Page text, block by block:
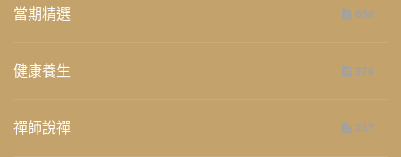
當期精選 658
健康養生 276
禪師說禪 267